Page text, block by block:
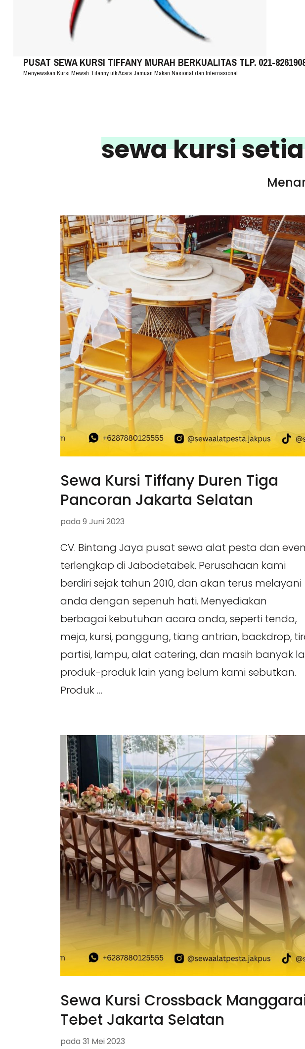
PUSAT SEWA KURSI TIFFANY MURAH BERKUALITAS TLP. 021-
Menyewakan Kursi Mewah Tifanny utk Acara Jamuan Makan Nasional dan Internasional
sewa kursi
Sewa Kursi Tiffany Duren Tiga
Pancoran Jakarta Selatan
pada 9 Juni 2023
CV. Bintang Jaya pusat sewa alat pesta dan
terlengkap di Jabodetabek. Perusahaan kami
berdiri sejak tahun 2010, dan akan terus melayani
anda dengan sepenuh hati. Menyediakan
berbagai kebutuhan acara anda, seperti tenda,
meja, kursi, panggung, tiang antrian, backdrop,
partisi, lampu, alat catering, dan masih banyak
produk-produk lain yang belum kami sebutkan.
Produk …
Sewa Kursi Crossback
Tebet Jakarta Selatan
pada 31 Mei 2023